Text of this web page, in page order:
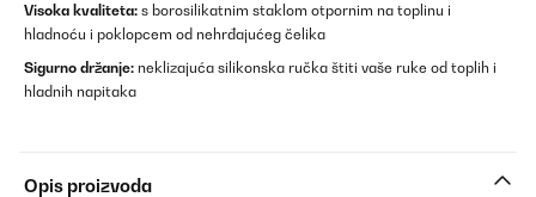
Visoka kvaliteta: s borosilikatnim staklom otpornim na toplinu i
hladnoću i poklopcem od nehrđajućeg čelika
Sigurno držanje: neklizajuća silikonska ručka štiti vaše ruke od toplih i
hladnih napitaka
Opis proizvoda